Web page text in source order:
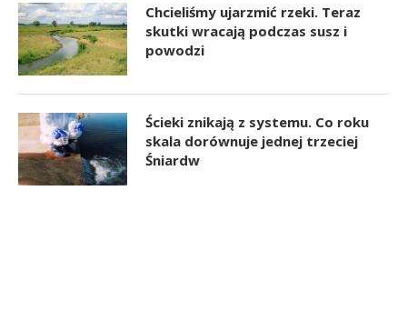
Chcieliśmy ujarzmić rzeki. Teraz
skutki wracają podczas susz i
powodzi
Ścieki znikają z systemu. Co roku
skala dorównuje jednej trzeciej
Śniardw